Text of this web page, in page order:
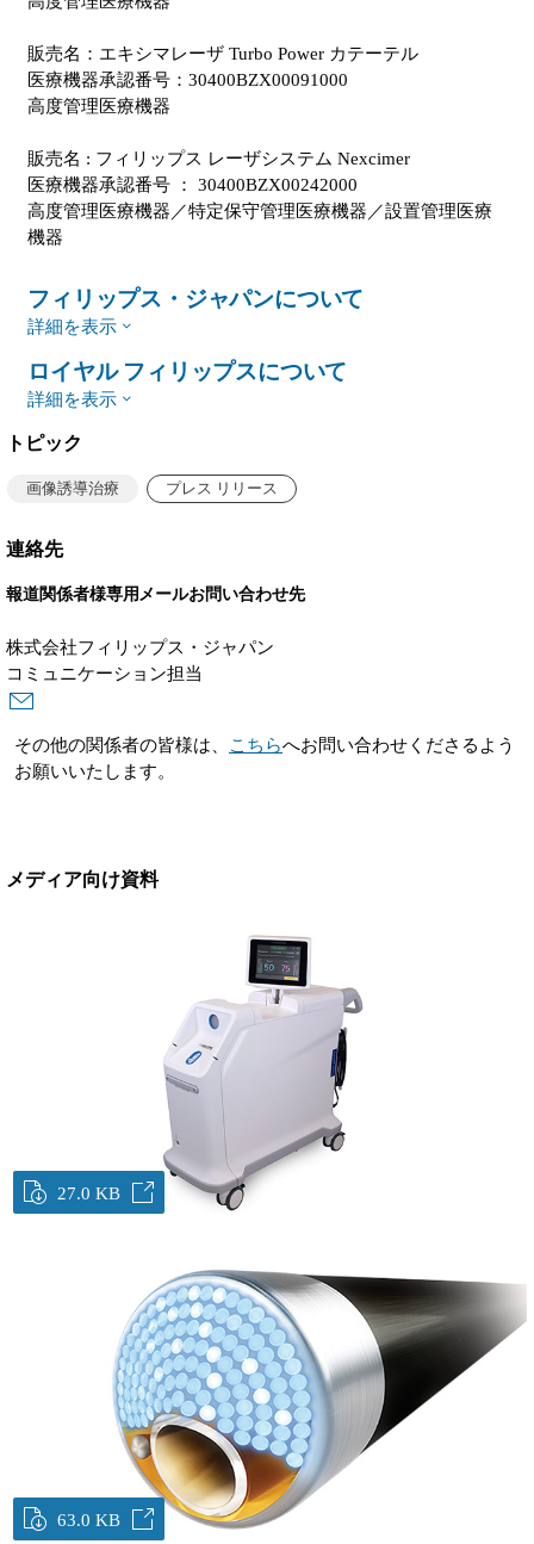
販売名：エキシマレーザ Turbo Power カテーテル
医療機器承認番号：30400BZX00091000
高度管理医療機器
販売名 : フィリップス レーザシステム Nexcimer
医療機器承認番号 ： 30400BZX00242000
高度管理医療機器／特定保守管理医療機器／設置管理医療
機器
フィリップス・ジャパンについて
詳細を表示
ロイヤル フィリップスについて
詳細を表示
トピック
画像誘導治療 プレス リリース
連絡先
報道関係者様専用メールお問い合わせ先
株式会社フィリップス・ジャパン
コミュニケーション担当
その他の関係者の皆様は、 こちらへお問い合わせくださるよう
お願いいたします。
メディア向け資料
27.0 KB
63.0 KB